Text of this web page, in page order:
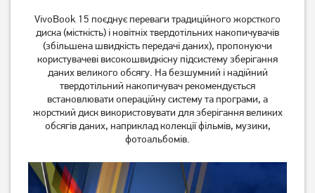
VivoBook 15 поєднує переваги традиційного жорсткого
диска (місткість) і новітніх твердотільних накопичувачів
(збільшена швидкість передачі даних), пропонуючи
користувачеві високошвидкісну підсистему зберігання
даних великого обсягу. На безшумний і надійний
твердотільний накопичувач рекомендується
встановлювати операційну систему та програми, а
жорсткий диск використовувати для зберігання великих
обсягів даних, наприклад колекції фільмів, музики,
фотоальбомів.